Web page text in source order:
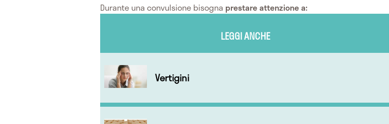
Durante una convulsione bisogna prestare attenzione a:
LEGGI ANCHE
Vertigini